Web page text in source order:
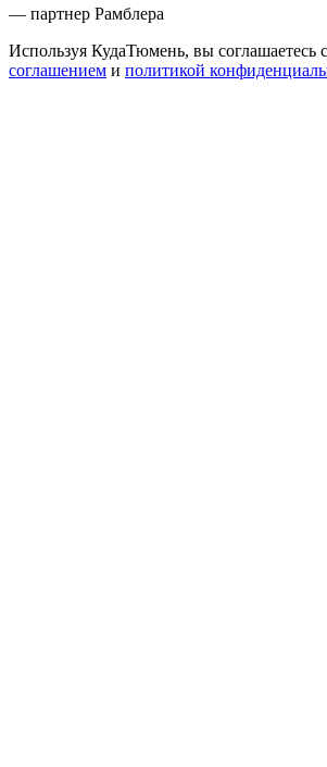
— партнер Рамблера
Используя КудаТюмень, вы соглашаетесь с
соглашением и политикой